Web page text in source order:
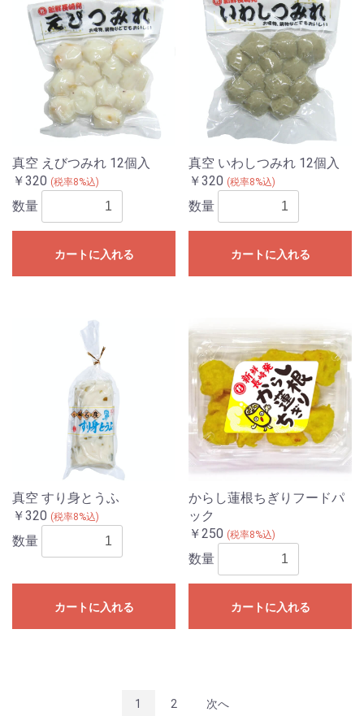
真空 えびつみれ 12個入
￥320 (税率8%込)
数量
カートに入れる
真空 いわしつみれ 12個入
￥320 (税率8%込)
数量
カートに入れる
真空 すり身とうふ
￥320 (税率8%込)
数量
カートに入れる
からし蓮根ちぎりフードパ
ック
￥250 (税率8%込)
数量
カートに入れる
1 2 次へ